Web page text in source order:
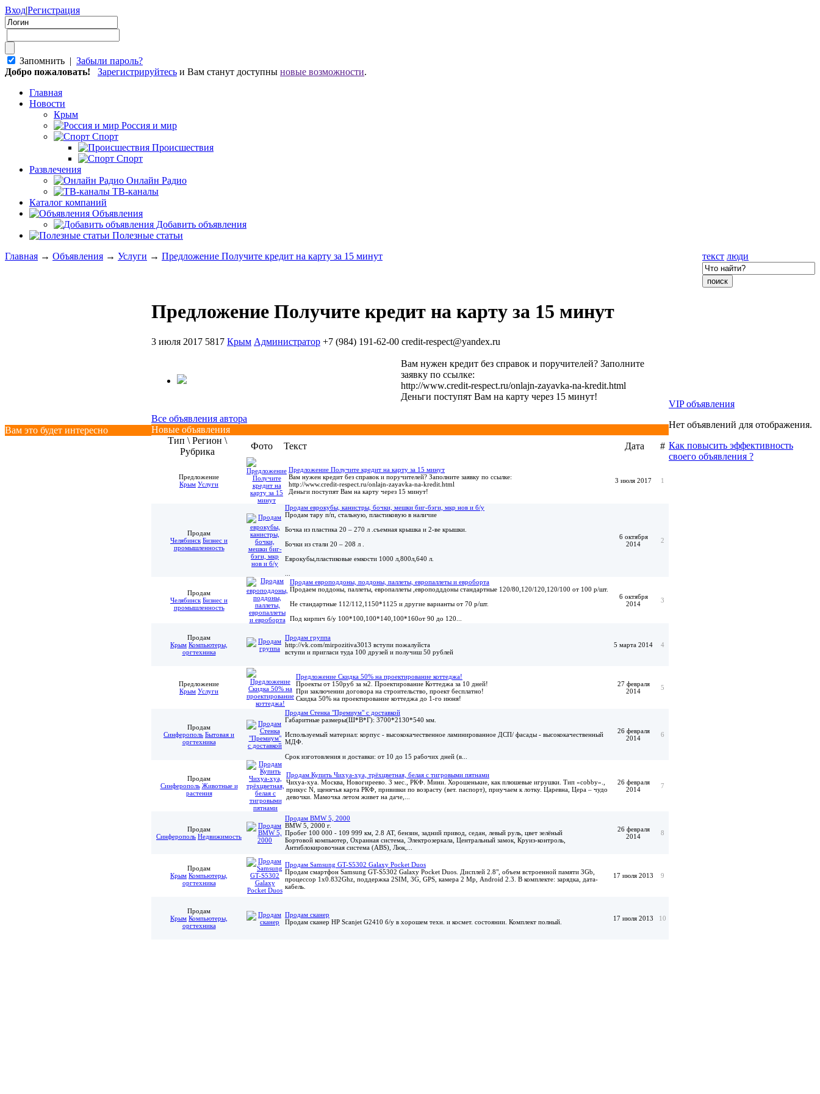
Вход|Регистрация
Запомнить | Забыли пароль?
Добро пожаловать!
Зарегистрируйтесь и Вам станут доступны новые возможности.
Главная
Новости
Крым
Россия и мир
Спорт
Происшествия
Спорт
Развлечения
Онлайн Радио
ТВ-каналы
Каталог компаний
Объявления
Добавить объявления
Полезные статьи
текст люди
Главная → Объявления → Услуги → Предложение Получите кредит на карту за 15 минут
Вам это будет интересно
Предложение Получите кредит на карту за 15 минут
3 июля 2017 5817 Крым Администратор +7 (984) 191-62-00 credit-respect@yandex.ru
Вам нужен кредит без справок и поручителей? Заполните
заявку по ссылке:
http://www.credit-respect.ru/onlajn-zayavka-na-kredit.html
Деньги поступят Вам на карту через 15 минут!
Все объявления автора
Новые объявления
Тип \ Регион \
Рубрика
Фото Текст Дата #
Предложение
Крым Услуги
Предложение Получите кредит на карту за 15 минут
Вам нужен кредит без справок и поручителей? Заполните заявку по ссылке:
http://www.credit-respect.ru/onlajn-zayavka-na-kredit.html
Деньги поступят Вам на карту через 15 минут!
3 июля 2017 1
Продам
Челябинск Бизнес и
промышленность
Продам еврокубы, канистры, бочки, мешки биг-бэги, мкр нов и б/у
Продам тару п/п, стальную, пластиковую в наличие
Бочка из пластика 20 – 270 л .съемная крышка и 2-ве крышки.
Бочки из стали 20 – 208 л .
Еврокубы,пластиковые емкости 1000 л,800л,640 л.
6 октября
2014
2
Продам
Челябинск Бизнес и
промышленность
Продам европоддоны, поддоны, паллеты, европаллеты и евроборта
Продаем поддоны, паллеты, европаллеты ,европодддоны стандартные 120/80,120/120,120/100 от 100 р/шт.
Не стандартные 112/112,1150*1125 и другие варианты от 70 р/шт.
Под кирпич б/у 100*100,100*140,100*160от 90 до 120...
6 октября
2014
3
Продам
Крым Компьютеры,
оргтехника
Продам группа
http://vk.com/mirpozitiva3013 вступи пожалуйста
вступи и пригласи туда 100 друзей и получиш 50 рублей
5 марта 2014 4
Предложение
Крым Услуги
Предложение Скидка 50% на проектирование коттеджа!
Проекты от 150руб за м2. Проектирование Коттеджа за 10 дней!
При заключении договора на строительство, проект бесплатно!
Скидка 50% на проектирование коттеджа до 1-го июня!
27 февраля
2014
5
Продам
Синферополь Бытовая и
оргтехника
Продам Стенка "Премиум" с доставкой
Габаритные размеры(Ш*В*Г): 3700*2130*540 мм.
Используемый материал: корпус - высококачественное ламинированное ДСП/ фасады - высококачественный
МДФ.
Срок изготовления и доставки: от 10 до 15 рабочих дней (в...
26 февраля
2014
6
Продам
Синферополь Животные и
растения
Продам Купить Чихуа-хуа, трёхцветная, белая с тигровыми пятнами
Чихуа-хуа. Москва, Новогиреево. 3 мес., РКФ. Мини. Хорошенькие, как плюшевые игрушки. Тип «cobby».,
прикус N, щенячья карта РКФ, прививки по возрасту (вет. паспорт), приучаем к лотку. Царевна, Цера – чудо
девочки. Мамочка летом живет на даче,...
26 февраля
2014
7
Продам
Синферополь Недвижимость
Продам BMW 5, 2000
BMW 5, 2000 г.
Пробег 100 000 - 109 999 км, 2.8 АТ, бензин, задний привод, седан, левый руль, цвет зелёный
Бортовой компьютер, Охранная система, Электрозеркала, Центральный замок, Круиз-контроль,
Антиблокировочная система (ABS), Люк,...
26 февраля
2014
8
Продам
Крым Компьютеры,
оргтехника
Продам Samsung GT-S5302 Galaxy Pocket Duos
Продам смартфон Samsung GT-S5302 Galaxy Pocket Duos. Дисплей 2.8", объем встроенной памяти 3Gb,
процессор 1x0.832Ghz, поддержка 2SIM, 3G, GPS, камера 2 Мр, Android 2.3. В комплекте: зарядка, дата-
кабель.
17 июля 2013 9
Продам
Крым Компьютеры,
оргтехника
Продам сканер
Продам сканер HP Scanjet G2410 б/у в хорошем техн. и космет. состоянии. Комплект полный.
17 июля 2013 10
VIP объявления
Нет объявлений для отображения.
Как повысить эффективность
своего объявления ?